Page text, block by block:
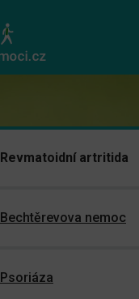
Revmatoidní artritida
Bechtěrevova nemoc
Psoriáza